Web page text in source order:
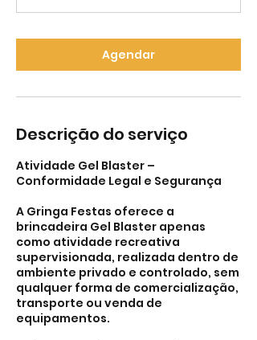
Agendar
Descrição do serviço
Atividade Gel Blaster –
Conformidade Legal e Segurança
A Gringa Festas oferece a
brincadeira Gel Blaster apenas
como atividade recreativa
supervisionada, realizada dentro de
ambiente privado e controlado, sem
qualquer forma de comercialização,
transporte ou venda de
equipamentos.